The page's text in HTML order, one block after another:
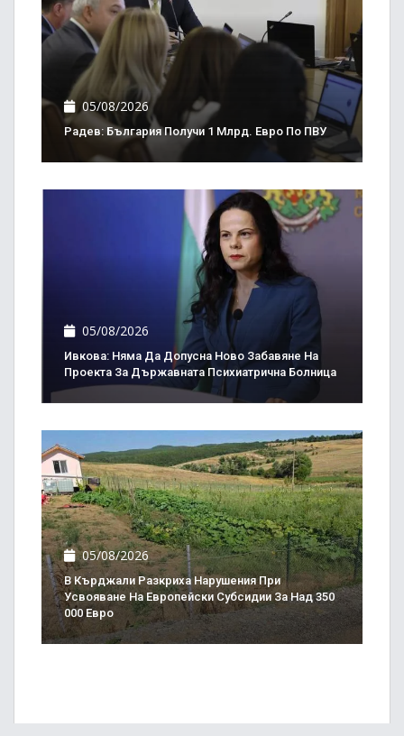
05/08/2026
Радев: България Получи 1 Млрд. Евро По ПВУ
05/08/2026
Ивкова: Няма Да Допусна Ново Забавяне На
Проекта За Държавната Психиатрична Болница
05/08/2026
В Кърджали Разкриха Нарушения При
Усвояване На Европейски Субсидии За Над 350
000 Евро